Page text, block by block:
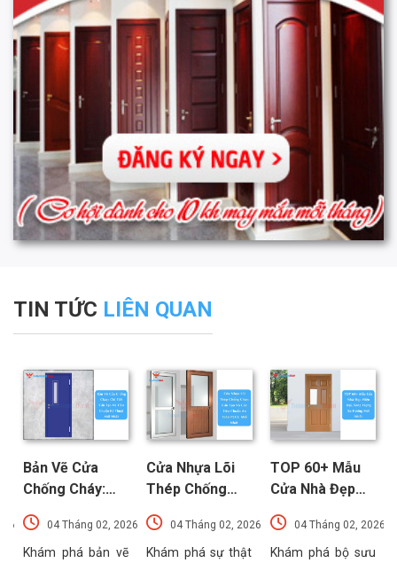
TIN TỨC LIÊN QUAN
Bản Vẽ Cửa
Chống Cháy:
Chi Tiết Cấu
Tạo Và Tiêu
Chuẩn Kỹ Thuật
04 Tháng 02, 2026
Khám phá bản vẽ
Cửa Nhựa Lõi
Thép Chống
Cháy: Cấu Tạo
Và Các Tiêu
Chuẩn An Toàn
04 Tháng 02, 2026
Khám phá sự thật
TOP 60+ Mẫu
Cửa Nhà Đẹp
Hiện Đại, Sang
Trọng Xu
Hướng Mới Nhất
04 Tháng 02, 2026
Khám phá bộ sưu